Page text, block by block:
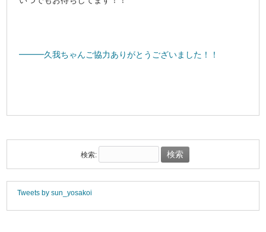
━━━久我ちゃんご協力ありがとうございました！！
検索:
Tweets by sun_yosakoi